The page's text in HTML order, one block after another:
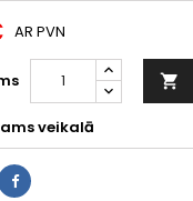
AR PVN

veikalā